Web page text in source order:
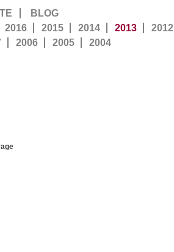
BLOG
2016 2015 2014 2013
2012
2006 2005 2004